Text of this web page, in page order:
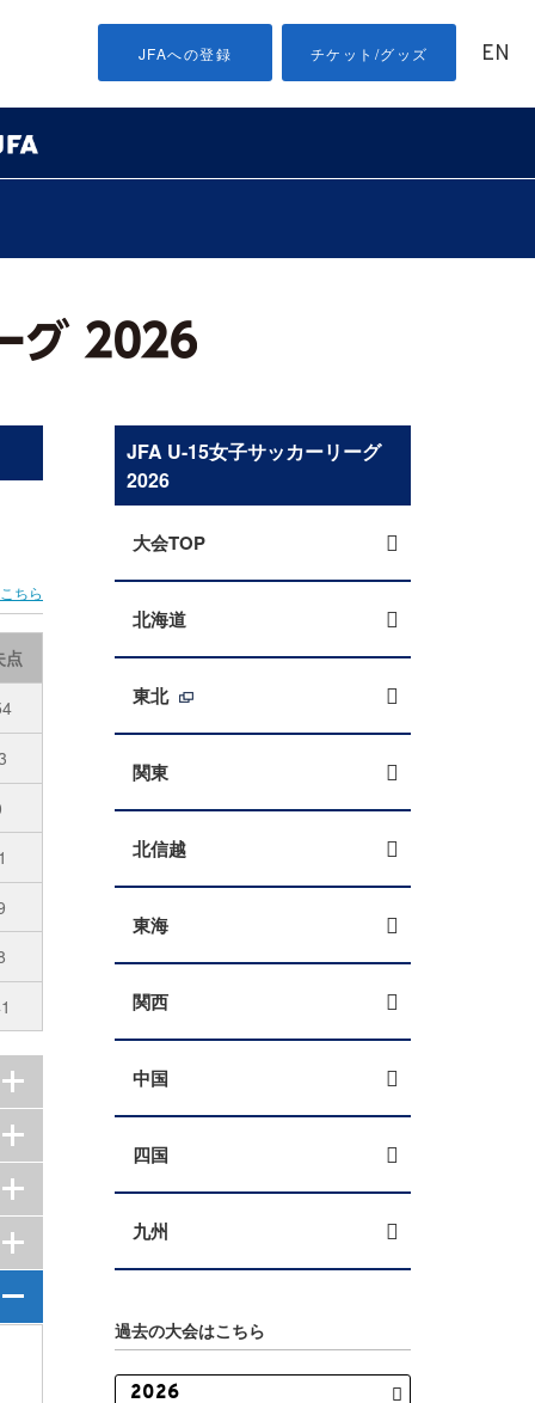
JFAへの登録 チケット/グッズ EN
ちら
点
JFA U-15女子サッカーリーグ
2026
大会TOP
北海道
東北
関東
北信越
東海
関西
中国
四国
九州
過去の大会はこちら